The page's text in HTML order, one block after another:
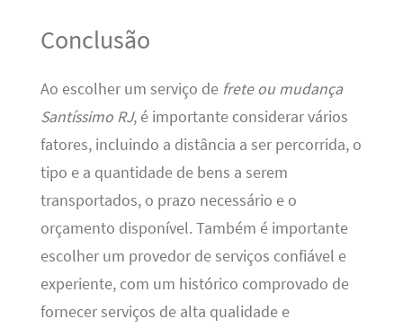
Conclusão
Ao escolher um serviço de frete ou mudança
Santíssimo RJ, é importante considerar vários
fatores, incluindo a distância a ser percorrida, o
tipo e a quantidade de bens a serem
transportados, o prazo necessário e o
orçamento disponível. Também é importante
escolher um provedor de serviços confiável e
experiente, com um histórico comprovado de
fornecer serviços de alta qualidade e